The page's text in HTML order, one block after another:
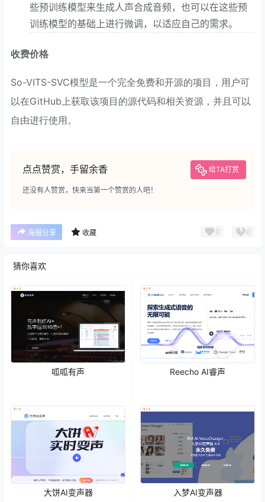
些预训练模型来生成人声合成音频，也可以在这些预
训练模型的基础上进行微调，以适应自己的需求。
收费价格
So-VITS-SVC模型是一个完全免费和开源的项目，用户可
以在GitHub上获取该项目的源代码和相关资源，并且可以
自由进行使用。
点点赞赏，手留余香 给TA打赏
还没有人赞赏，快来当第一个赞赏的人吧！
海报分享 收藏 0 0
猜你喜欢
呱呱有声 Reecho AI睿声
大饼AI变声器 入梦AI变声器